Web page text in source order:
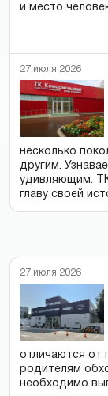
и место
27 июля 2026
несколько
другим.
удивляющим.
главу своей
27 июля 2026
отличаются от
родителям
необходимо